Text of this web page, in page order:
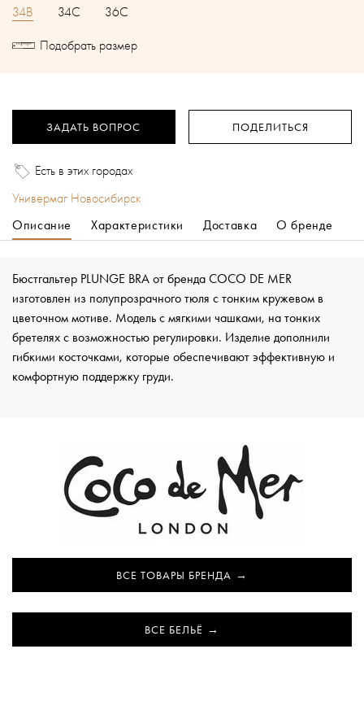
34B 34C
36C
Подобрать размер
ЗАДАТЬ ВОПРОС ПОДЕЛИТЬСЯ
Есть в этих городах
Универмаг Новосибирск
Описание
Характеристики Доставка О бренде
Бюстгальтер PLUNGE BRA от бренда COCO DE MER
изготовлен из полупрозрачного тюля с тонким кружевом в
цветочном мотиве. Модель с мягкими чашками, на тонких
бретелях с возможностью регулировки. Изделие дополнили
гибкими косточками, которые обеспечивают эффективную и
комфортную поддержку груди.
ВСЕ ТОВАРЫ БРЕНДА
ВСЕ БЕЛЬЁ